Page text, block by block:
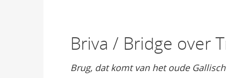
Briva / Bridge over
Brug, dat komt van het oude